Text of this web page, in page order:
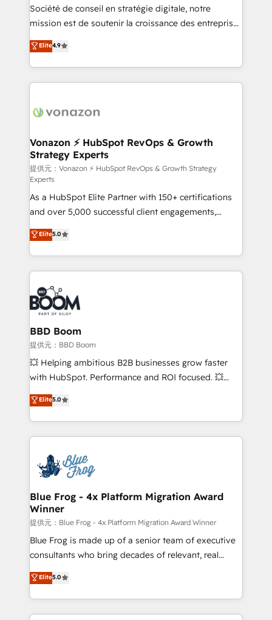
optimisation - Intégrations métiers (ERP, téléphonie,
e-commerce) - Formation & accompagnement au
et grandes entreprises en France et à l'international,
dans des secteurs variés : SaaS, immobilier,
Société de conseil en stratégie digitale, notre
mission est de soutenir la croissance des entreprises
B2B à travers l’acquisition de nouveaux clients,
l'intégration CRM et le développement des revenus
auprès de vos comptes existants. En France et à
l'international, nous travaillons avec des ETI
delà d’une simple transformation digitale et des
➤ L’intégration de CRM et de méthodologie RevOps
pour aligner les équipes marketing, commerciales et
support client (data migration, synchronisation API,
audit et maintenance) ➤ La création de sites internet
de conversion qui transforment les visiteurs en
opportunités d'affaires ➤ La mise en place de
stratégies d'acquisition marketing (SEO, SEA,
inbound, automatisation marketing, ABM, IA,
emailing) Informations clés : - 10 ans d'expérience -
100+ intégrations CRM HubSpot réussies - 40
experts conseil - 150 certifications HubSpot
cumulées
Elite4.9
Vonazon ⚡ HubSpot RevOps & Growth
Strategy Experts
提供元：Vonazon ⚡ HubSpot RevOps & Growth Strategy
Experts
As a HubSpot Elite Partner with 150+ certifications
and over 5,000 successful client engagements,
Vonazon turns marketing complexity into
measurable, scalable growth. From onboarding to
enterprise-grade campaigns, our in-house team
builds scalable strategies that drive long-term
revenue. ⚙️ HubSpot Integration & Optimization •
Seamless CRM, CMS, and automation setup •
Complex platform migrations and data cleanups •
Custom APIs and third-party integrations 📈 End-to-
End Revenue Acceleration • Lifecycle marketing and
pipeline growth programs • Sales enablement tools
and CRM optimization • Retention strategies with
Execution • 750+ onboardings and 2,000+
implementations • Deep expertise across marketing,
Elite5.0
BBD Boom
提供元：BBD Boom
💥 Helping ambitious B2B businesses grow faster
with HubSpot. Performance and ROI focused. 💥
BBD Boom is the HubSpot partner that can help you
to HubSpot Better. We work with your teams to
solve all your HubSpot challenges and improve user
adoption, sales process and marketing results.
the first time 🔧 Designing and optimising your
HubSpot set-up for better results 🌐 Website design
and build using HubSpot 🔌 Integrating HubSpot
with other systems 🎓 Training your teams to be
HubSpot pros 📊 Lead generation services using
HubSpot Why us? - SIX HubSpot Accreditations -
awarded by HubSpot after a rigorous process for
Migration, Custom Integration & Platform
Enablement -Onboarded over 500 businesses to
Elite5.0
Blue Frog - 4x Platform Migration Award
Winner
提供元：Blue Frog - 4x Platform Migration Award Winner
Blue Frog is made up of a senior team of executive
consultants who bring decades of relevant, real
world experience to our client engagements. "Blue
Frog is a top, trusted partner in HubSpot's
ecosystem for a reason. Their team brings over a
decade of experience to the table, along with deep
Elite5.0